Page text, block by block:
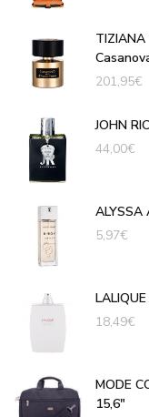
201,95€
JOHN
44,00€
ALYSSA
5,97€
18,49€
MODE
15,6"